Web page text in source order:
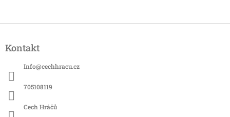
pKontakt
Info@cechhracu.cz
705108119
Cech Hráčů